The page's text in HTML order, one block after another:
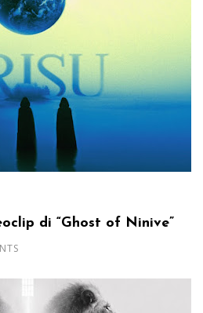
di “Ghost of Ninive”